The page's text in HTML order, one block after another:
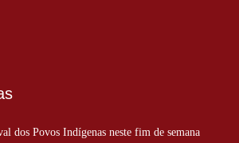
dos Povos Indígenas neste fim de semana